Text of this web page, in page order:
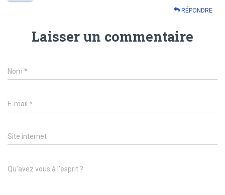
RÉPONDRE
Laisser un commentaire
Nom *
E-mail *
Site internet
Qu’avez vous à l’esprit ?